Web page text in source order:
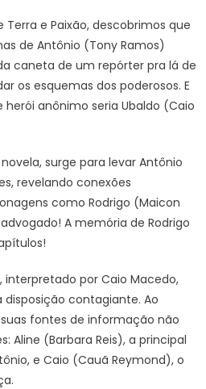
e Paixão, descobrimos que
de Antônio (Tony Ramos)
caneta de um repórter pra lá de
os esquemas dos poderosos. E
anônimo seria Ubaldo (Caio
surge para levar Antônio
revelando conexões
como Rodrigo (Maicon
A memória de Rodrigo
por Caio Macedo,
contagiante. Ao
fontes de informação não
Aline (Barbara Reis), a principal
e Caio (Cauã Reymond), o